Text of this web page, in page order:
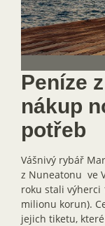
Peníze
nákup
potřeb
Vášnivý rybář
z Nuneatonu ve
roku stali výherci
milionu korun).
jejich tiketu,